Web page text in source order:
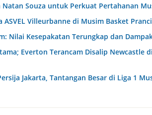
Natan Souza untuk Perkuat Pertahanan
ASVEL Villeurbanne di Musim Basket
Nilai Kesepakatan Terungkap dan
Everton Terancam Disalip Newcastle
Jakarta, Tantangan Besar di Liga 1